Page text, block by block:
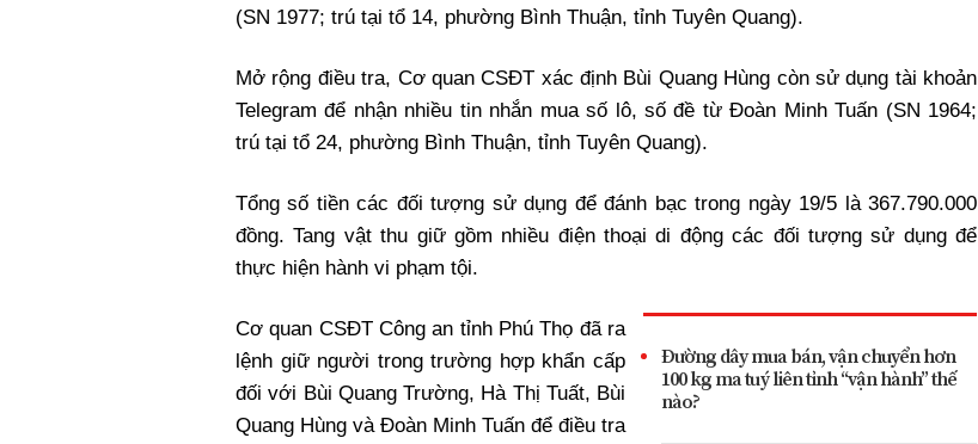
(SN 1977; trú tại tổ 14, phường Bình Thuận, tỉnh Tuyên Quang).
Mở rộng điều tra, Cơ quan CSĐT xác định Bùi Quang Hùng còn sử dụng tài khoản
Telegram để nhận nhiều tin nhắn mua số lô, số đề từ Đoàn Minh Tuấn (SN 1964;
trú tại tổ 24, phường Bình Thuận, tỉnh Tuyên Quang).
Tổng số tiền các đối tượng sử dụng để đánh bạc trong ngày 19/5 là 367.790.000
đồng. Tang vật thu giữ gồm nhiều điện thoại di động các đối tượng sử dụng để
thực hiện hành vi phạm tội.
Đường dây mua bán, vận chuyển hơn
100 kg ma tuý liên tỉnh “vận hành” thế
nào?
Cơ quan CSĐT Công an tỉnh Phú Thọ đã ra
lệnh giữ người trong trường hợp khẩn cấp
đối với Bùi Quang Trường, Hà Thị Tuất, Bùi
Quang Hùng và Đoàn Minh Tuấn để điều tra